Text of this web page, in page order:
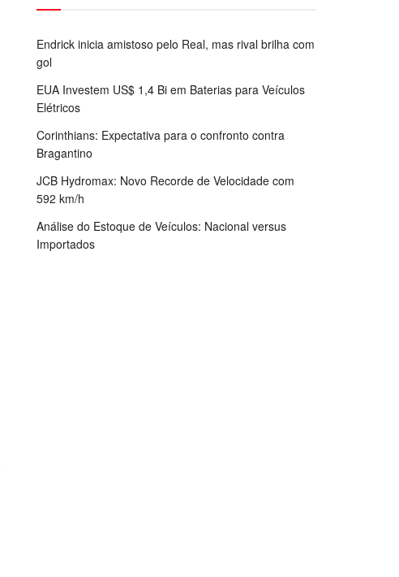
Endrick inicia amistoso pelo Real, mas rival brilha com
gol
EUA Investem US$ 1,4 Bi em Baterias para Veículos
Elétricos
Corinthians: Expectativa para o confronto contra
Bragantino
JCB Hydromax: Novo Recorde de Velocidade com
592 km/h
Análise do Estoque de Veículos: Nacional versus
Importados